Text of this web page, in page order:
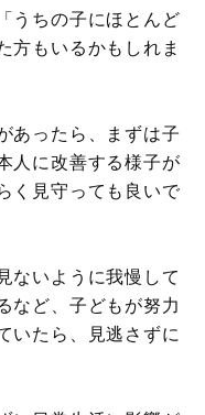
うちの子にほとんど
もいるかもしれま
あったら、まずは子
人に改善する様子が
く見守っても良いで
ないように我慢して
など、子どもが努力
いたら、見逃さずに